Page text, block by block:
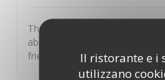
Il ristorante e i
utilizzano
This was our first visit to
absolutely delicious and the
friendly. We will be returning.